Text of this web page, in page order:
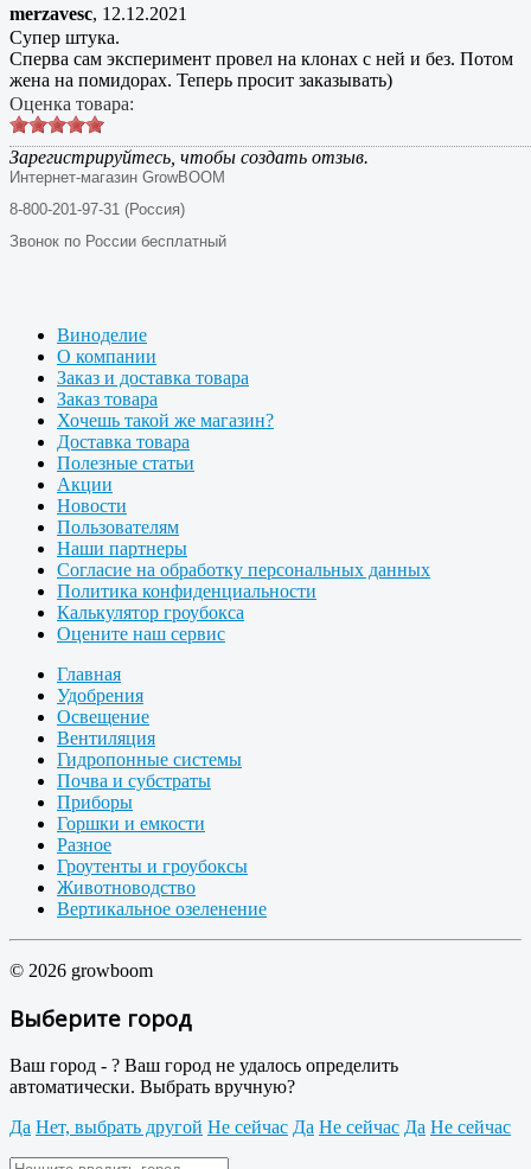
merzavesc, 12.12.2021
Супер штука.
Сперва сам эксперимент провел на клонах с ней и без. Потом
жена на помидорах. Теперь просит заказывать)
Оценка товара:
Зарегистрируйтесь, чтобы создать отзыв.
Интернет-магазин GrowBOOM
8-800-201-97-31 (Россия)
Звонок по России бесплатный
Виноделие
О компании
Заказ и доставка товара
Заказ товара
Хочешь такой же магазин?
Доставка товара
Полезные статьи
Акции
Новости
Пользователям
Наши партнеры
Согласие на обработку персональных данных
Политика конфиденциальности
Калькулятор гроубокса
Оцените наш сервис
Главная
Удобрения
Освещение
Вентиляция
Гидропонные системы
Почва и субстраты
Приборы
Горшки и емкости
Разное
Гроутенты и гроубоксы
Животноводство
Вертикальное озеленение
© 2026 growboom
Выберите город
Ваш город - ? Ваш город не удалось определить
автоматически. Выбрать вручную?
Да Нет, выбрать другой Не сейчас Да Не сейчас Да Не сейчас